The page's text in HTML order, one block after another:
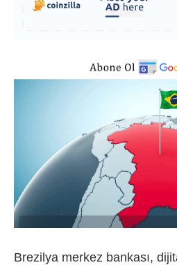
Brezilya merkez bankası,